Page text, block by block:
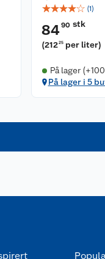
☆☆☆☆☆ (1)
8490 stk
(21225 per liter)
På lager
På lager i 5